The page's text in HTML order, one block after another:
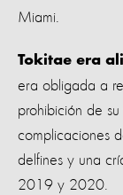
Miami.
Tokitae era
era obligada a
prohibición de
complicaciones
delfines y una
2019 y 2020.